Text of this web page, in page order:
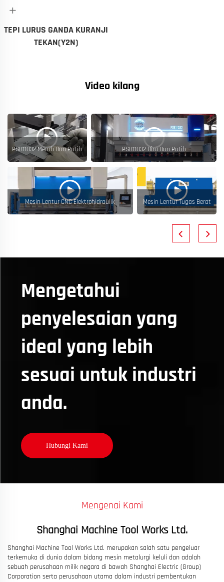
+
TEPI LURUS GANDA KURANJI
TEKAN(Y2N)
Video kilang
PSB11032 Merah Dan Putih PSB11032 Biru Dan Putih
Mesin Lentur CNC Elektrohidraulik Mesin Lentur Tugas Berat
Mengetahui
penyelesaian yang
ideal yang lebih
sesuai untuk industri
anda.
Hubungi Kami
Mengenai Kami
Shanghai Machine Tool Works Ltd.
Shanghai Machine Tool Works Ltd. merupakan salah satu pengeluar
terkemuka di dunia dalam bidang mesin metalurgi keluli dan adalah
sebuah perusahaan milik negara di bawah Shanghai Electric (Group)
Corporation serta perusahaan utama dalam industri pembentukan